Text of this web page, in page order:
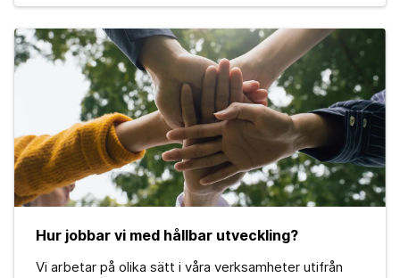
Hur jobbar vi med hållbar utveckling?
Vi arbetar på olika sätt i våra verksamheter utifrån